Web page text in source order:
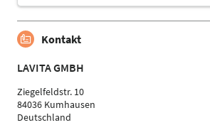
Kontakt
LAVITA GMBH
Ziegelfeldstr. 10
84036 Kumhausen
Deutschland